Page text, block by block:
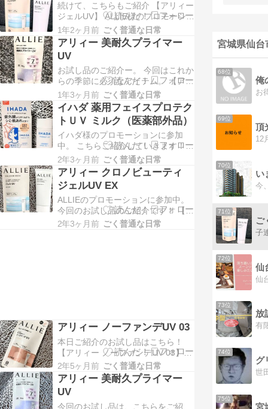
続けて、こちらもご紹介 【アリィー
ジェルUV】 ALLIE様のプロモーショ
ンに参加中 アリィー ジェルUVは
汗・水・こすれに強くて SPF値が
SPF50＋ / PA＋＋＋＋ すごい安心
感 顔だけじゃなくて、 デコルテ・
うなじなど 全身ツヤ肌仕上げがかな
うよ 顔に使う場合は直径…
1年2ヶ月前 ごく普通な日常
アリィー 美耐久プライマー
UV
お試し品のご紹介ー。 今回はこれか
らの季節に必須なアイテム。 【アリ
ィー ラスティングプライマー UV】
ALLIE様のプロモーションに参加中
このアリィー 美耐久プライマーUV
は 日中の7悩みにアプローチしてく
れる カプセル化技術による7アプロ
ーチ設計なんだって。 ・日やけに
よ…
1年3ヶ月前 ごく普通な日常
イハダ 薬用フェイスプロテク
トＵＶ ミルク（医薬部外品）
イハダ様のプロモーションに参加
中。 こちらご紹介していきます！
【イハダ 薬用フェイスプロテクトＵ
Ｖ ミルク（医薬部外品）】 SPF50
＋・ PA ＋＋＋＋、 UV 耐水性★★
これは、美白＆抗肌あれ有効成分配
合で、 6 つの肌あれ要因から守って
くれるUVミルク。 クリアベージ…
2年3ヶ月前 ごく普通な日常
アリィー クロノビューティ
ジェルUV EX
ALLIEのプロモーションに参加中。
今回のお試し品のご紹介です！ 【ア
リィー クロノビューティ ジェルUV
2年3ヶ月前 ごく普通な日常
アリィー ノーファンデUV 03
本日ご紹介のお試し品はこちら！
【アリィー ノーファンデUV 03】
ALLIE様のプロモーションに参加中
これは「ノーファンデ*UV」。 *ファ
ンデーション未使用時でも、自然な
ベースメイクが仕上がる日やけ止め
のこと 強力UVカット（SPF５０＋
2年5ヶ月前 ごく普通な日常
アリィー 美耐久プライマー
UV
今回のお試し品は、こちらをご紹
宮城県仙台
68位
俺
お
69位
70位
い
71位
ご
子
72位
仙
73位
74位
75位